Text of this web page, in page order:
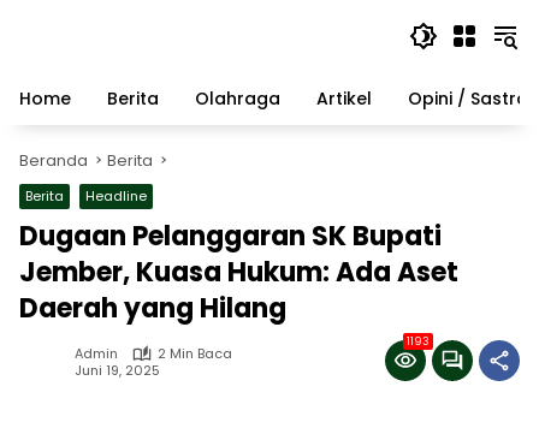
Home
Berita Olahraga Artikel Opini / Sastra
Beranda Berita
Berita Headline
Dugaan Pelanggaran SK Bupati
Jember, Kuasa Hukum: Ada Aset
Daerah yang Hilang
Admin
2 Min Baca
Juni 19, 2025
1193